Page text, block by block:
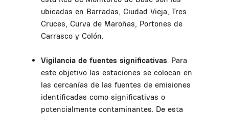
ubicadas en Barradas, Ciudad Vieja, Tres
Cruces, Curva de Maroñas, Portones de
Carrasco y Colón.
Vigilancia de fuentes significativas. Para
este objetivo las estaciones se colocan en
las cercanías de las fuentes de emisiones
identificadas como significativas o
potencialmente contaminantes. De esta